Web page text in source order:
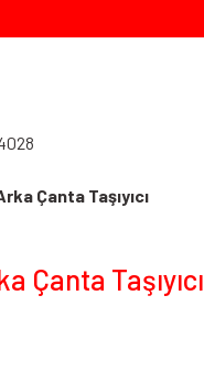
Çanta Taşıyıcı
Çanta